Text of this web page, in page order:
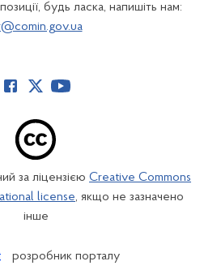
будь ласка, напишіть нам:
за ліцензією Creative Commons
license, якщо не зазначено
інше
розробник порталу